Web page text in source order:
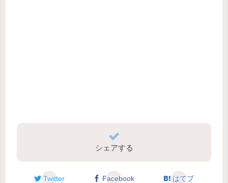
シェアする
Twitter Facebook はてブ